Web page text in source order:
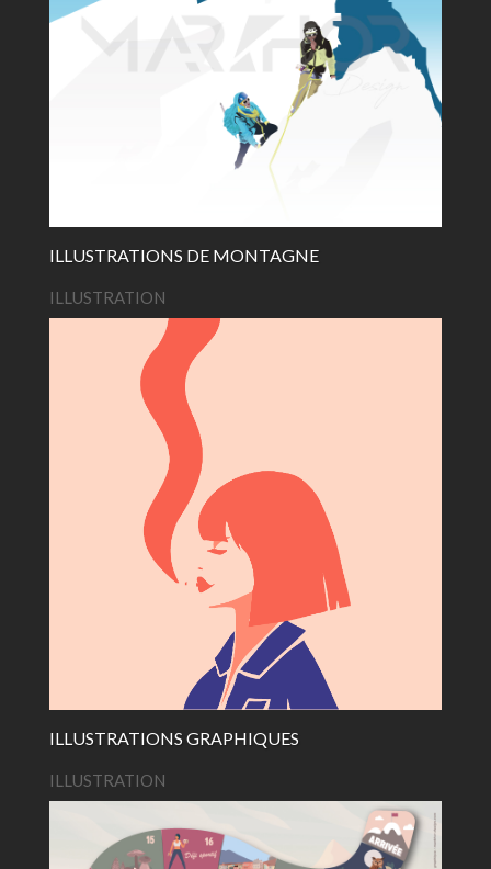
ILLUSTRATIONS DE MONTAGNE
ILLUSTRATION
ILLUSTRATIONS GRAPHIQUES
ILLUSTRATION